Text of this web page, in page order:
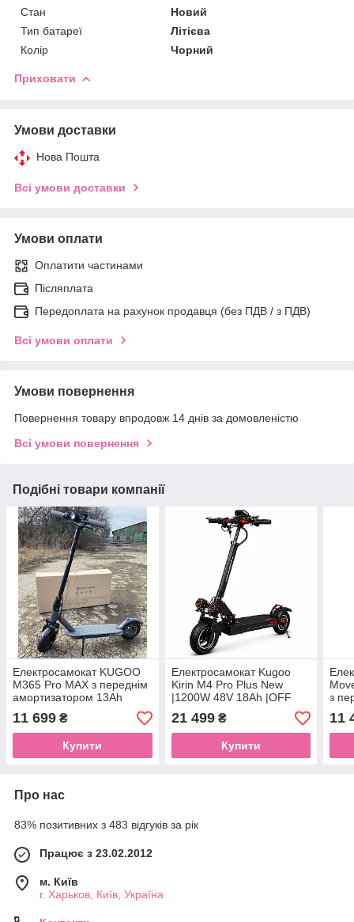
Стан
Новий
Тип батареї
Літієва
Колір
Чорний
Приховати
Умови доставки
Нова Пошта
Всі умови доставки
Умови оплати
Оплатити частинами
Післяплата
Передоплата на рахунок продавця (без ПДВ / з ПДВ)
Всі умови оплати
Умови повернення
Повернення товару впродовж 14 днів за домовленістю
Всі умови повернення
Подібні товари компанії
Електросамокат KUGOO
М365 Pro MAX з переднім
амортизатором 13Ah
сірий(2025)
11 699 ₴
Купити
Електросамокат Kugoo
Kirin M4 Pro Plus New
|1200W 48V 18Ah |OFF
ROAD 10.5" з NFC-
дисплеєм, RGB-підсвіткою
без сидінням
21 499₴
Купити
з
11
Про нас
83% позитивних з 483 відгуків за рік
Працює з 23.02.2012
м. Київ
г. Харьков, Київ, Україна